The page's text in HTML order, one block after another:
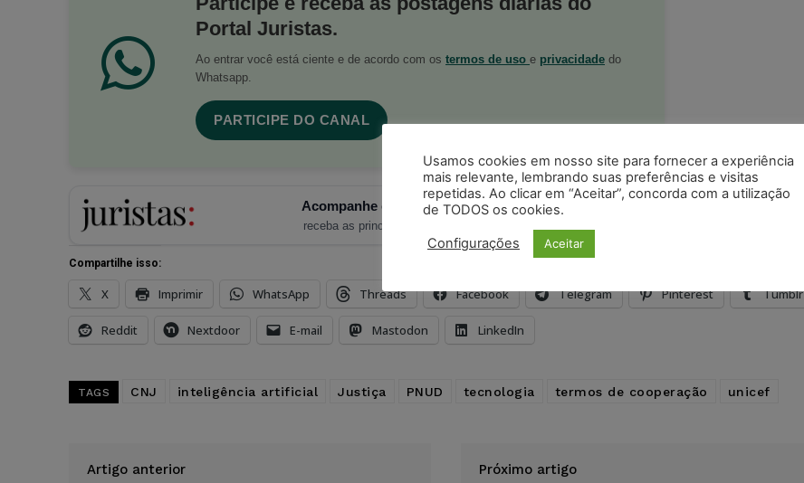
Portal Juristas.
Ao entrar você está ciente e de acordo com os termos de uso e privacidade do
Whatsapp.
PARTICIPE DO CANAL
Acompanhe o Juristas no Google News
receba as principais notícias jurídicas do Brasil
Compartilhe isso:
X Imprimir WhatsApp Threads Facebook Telegram Pinterest Tumblr
Reddit Nextdoor E-mail Mastodon LinkedIn
TAGS CNJ inteligência artificial Justiça PNUD tecnologia termos de cooperação unicef
Artigo anterior Próximo artigo
Usamos cookies em nosso site para fornecer a experiência
mais relevante, lembrando suas preferências e visitas
repetidas. Ao clicar em “Aceitar”, concorda com a utilização
de TODOS os cookies.
Configurações Aceitar